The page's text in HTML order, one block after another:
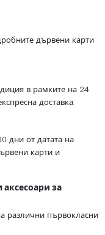
дървени карти
в рамките на 24
доставка.
дни от датата на
карти и
за
различни първокласни